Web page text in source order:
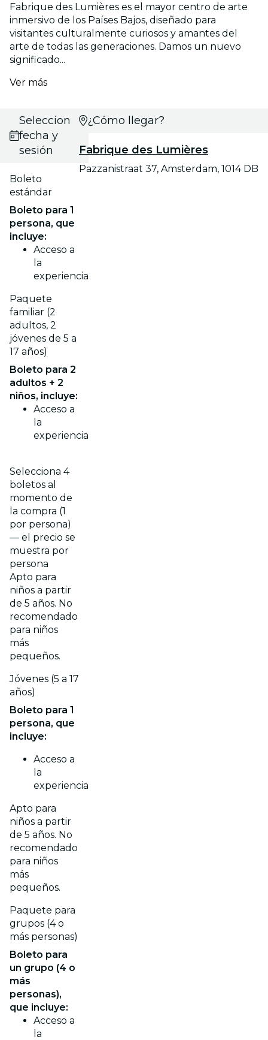
Fabrique des Lumières es el mayor centro de arte
inmersivo de los Países Bajos, diseñado para
visitantes culturalmente curiosos y amantes del
arte de todas las generaciones. Damos un nuevo
significado...
Ver más
Selecciona
fecha y
sesión
Boleto
estándar
Boleto para 1
persona, que
incluye:
Acceso a
la
experiencia
Paquete
familiar (2
adultos, 2
jóvenes de 5 a
17 años)
Boleto para 2
adultos + 2
niños, incluye:
Acceso a
la
experiencia
Selecciona 4
boletos al
momento de
la compra (1
por persona)
— el precio se
muestra por
persona
Apto para
niños a partir
de 5 años. No
recomendado
para niños
más
pequeños.
Jóvenes (5 a 17
años)
Boleto para 1
persona, que
incluye:
Acceso a
la
experiencia
Apto para
niños a partir
de 5 años. No
recomendado
para niños
más
pequeños.
Paquete para
grupos (4 o
más personas)
Boleto para
un grupo (4 o
más
personas),
que incluye:
Acceso a
la
¿Cómo llegar?
Fabrique des Lumières
Pazzanistraat 37, Amsterdam, 1014 DB